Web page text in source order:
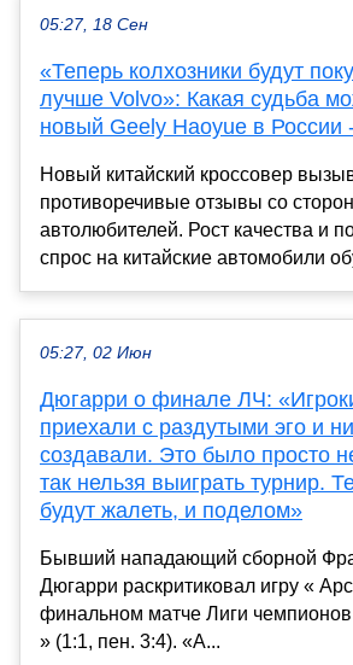
05:27, 18 Сен
«Теперь колхозники будут
лучше Volvo»: Какая судьба
новый Geely Haoyue в России
Новый китайский кроссовер
противоречивые отзывы со
автолюбителей. Рост качества и
спрос на китайские автомобили
05:27, 02 Июн
Дюгарри о финале ЛЧ:
приехали с раздутыми эго и
создавали. Это было просто
так нельзя выиграть турнир.
будут жалеть, и поделом»
Бывший нападающий сборной
Дюгарри раскритиковал игру «
финальном матче Лиги
» (1:1, пен. 3:4). «А...